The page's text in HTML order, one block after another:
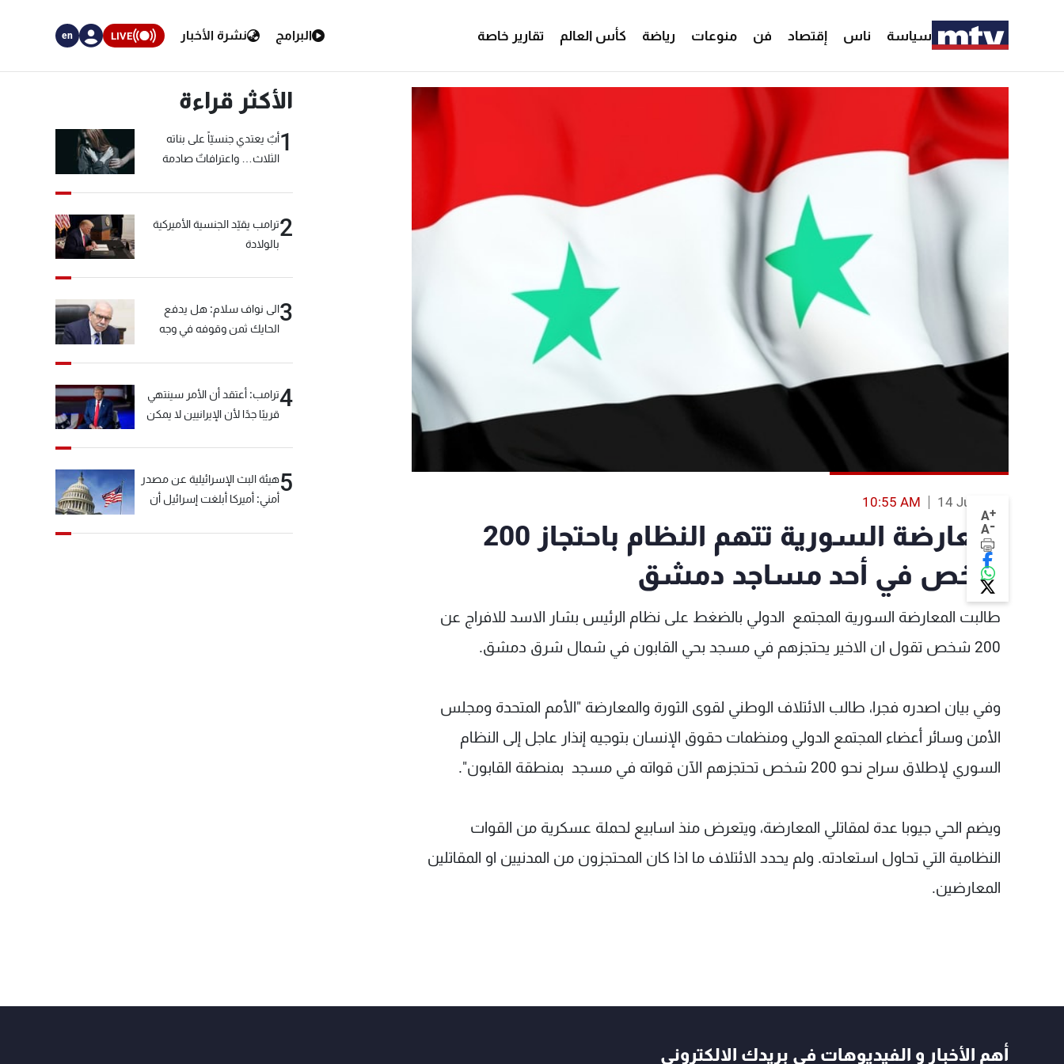
سياسة ناس إقتصاد فن منوعات رياضة كأس العالم تقارير خاصة البرامج نشرة الأخبار LIVE
en
A+
A-
14 Jul 2013
10:55 AM
المعارضة السورية تتهم النظام باحتجاز 200
شخص في أحد مساجد دمشق
طالبت المعارضة السورية المجتمع الدولي بالضغط على نظام الرئيس بشار الاسد للافراج عن
200 شخص تقول ان الاخير يحتجزهم في مسجد بحي القابون في شمال شرق دمشق.
وفي بيان اصدره فجرا، طالب الائتلاف الوطني لقوى الثورة والمعارضة "الأمم المتحدة ومجلس
الأمن وسائر أعضاء المجتمع الدولي ومنظمات حقوق الإنسان بتوجيه إنذار عاجل إلى النظام
السوري لإطلاق سراح نحو 200 شخص تحتجزهم الآن قواته في مسجد بمنطقة القابون".
ويضم الحي جيوبا عدة لمقاتلي المعارضة، ويتعرض منذ اسابيع لحملة عسكرية من القوات
النظامية التي تحاول استعادته. ولم يحدد الائتلاف ما اذا كان المحتجزون من المدنيين او المقاتلين
المعارضين.
الأكثر قراءة
1أبٌ يعتدي جنسيّاً على بناته
الثلاث… واعترافاتٌ صادمة
2ترامب يقيّد الجنسية الأميركية
بالولادة
3الى نواف سلام: هل يدفع
الحايك ثمن وقوفه في وجه
4ترامب: أعتقد أن الأمر سينتهي
قريبًا جدًا لأن الإيرانيين لا يمكن
5هيئة البث الإسرائيلية عن مصدر
أمني: أميركا أبلغت إسرائيل أن
أهم الأخبار و الفيديوهات في بريدك الالكتروني